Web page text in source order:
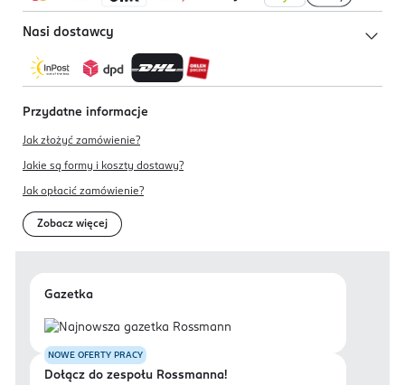
Nasi dostawcy
Przydatne informacje
Jak złożyć zamówienie?
Jakie są formy i koszty dostawy?
Jak opłacić zamówienie?
Zobacz więcej
Gazetka
NOWE OFERTY PRACY
Dołącz do zespołu Rossmanna!